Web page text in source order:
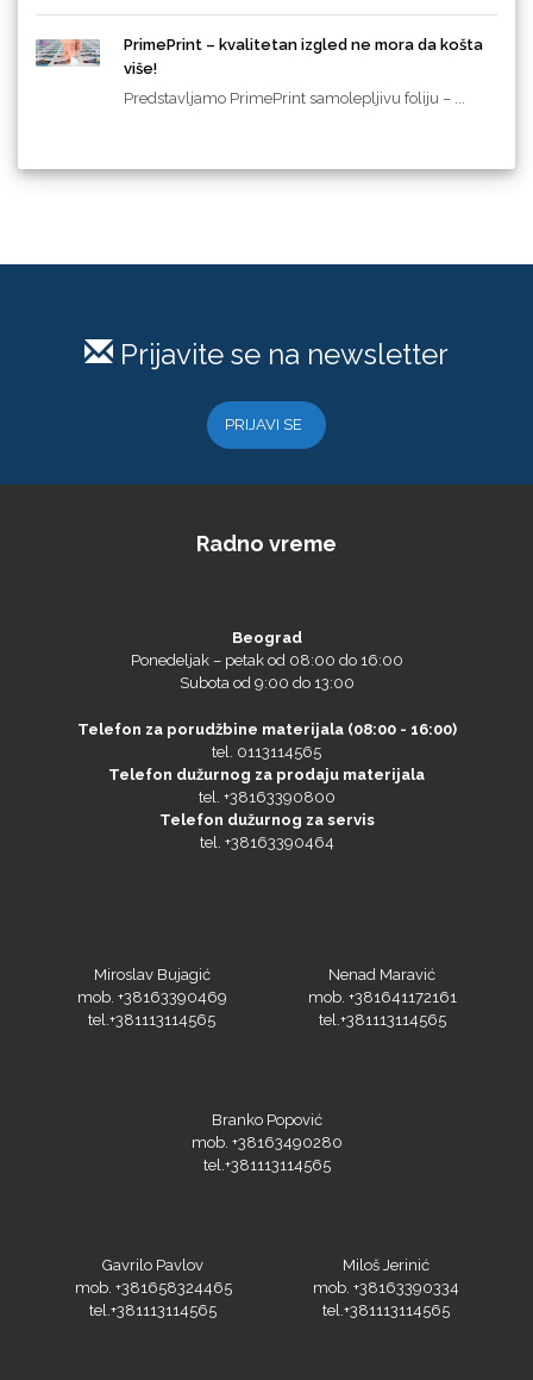
PrimePrint – kvalitetan izgled ne mora da košta
više!
Predstavljamo PrimePrint samolepljivu foliju – ...
Prijavite se na newsletter
PRIJAVI SE
Radno vreme
Beograd
Ponedeljak – petak od 08:00 do 16:00
Subota od 9:00 do 13:00
Telefon za porudžbine materijala (08:00 - 16:00)
tel. 0113114565
Telefon dužurnog za prodaju materijala
tel. +38163390800
Telefon dužurnog za servis
tel. +38163390464
Miroslav Bujagić
mob. +38163390469
tel.+381113114565
Nenad Maravić
mob. +381641172161
tel.+381113114565
Branko Popović
mob. +38163490280
tel.+381113114565
Gavrilo Pavlov
mob. +381658324465
tel.+381113114565
Miloš Jerinić
mob. +38163390334
tel.+381113114565